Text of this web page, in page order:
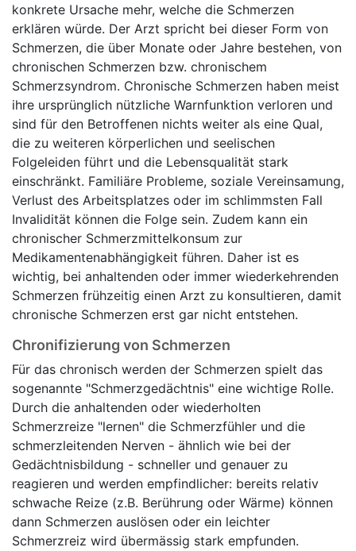
konkrete Ursache mehr, welche die Schmerzen
erklären würde. Der Arzt spricht bei dieser Form von
Schmerzen, die über Monate oder Jahre bestehen, von
chronischen Schmerzen bzw. chronischem
Schmerzsyndrom. Chronische Schmerzen haben meist
ihre ursprünglich nützliche Warnfunktion verloren und
sind für den Betroffenen nichts weiter als eine Qual,
die zu weiteren körperlichen und seelischen
Folgeleiden führt und die Lebensqualität stark
einschränkt. Familiäre Probleme, soziale Vereinsamung,
Verlust des Arbeitsplatzes oder im schlimmsten Fall
Invalidität können die Folge sein. Zudem kann ein
chronischer Schmerzmittelkonsum zur
Medikamentenabhängigkeit führen. Daher ist es
wichtig, bei anhaltenden oder immer wiederkehrenden
Schmerzen frühzeitig einen Arzt zu konsultieren, damit
chronische Schmerzen erst gar nicht entstehen.
Chronifizierung von Schmerzen
Für das chronisch werden der Schmerzen spielt das
sogenannte "Schmerzgedächtnis" eine wichtige Rolle.
Durch die anhaltenden oder wiederholten
Schmerzreize "lernen" die Schmerzfühler und die
schmerzleitenden Nerven - ähnlich wie bei der
Gedächtnisbildung - schneller und genauer zu
reagieren und werden empfindlicher: bereits relativ
schwache Reize (z.B. Berührung oder Wärme) können
dann Schmerzen auslösen oder ein leichter
Schmerzreiz wird übermässig stark empfunden.